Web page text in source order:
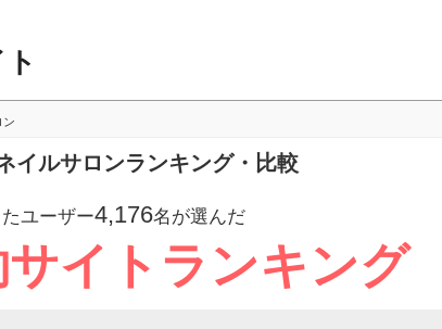
ン
イルサロンランキング・比較
ユーザー4,176名が選んだ
イトランキング